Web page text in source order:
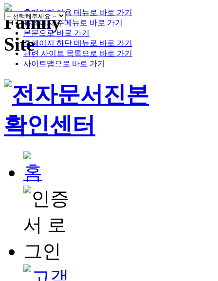
홈페이지 이용 메뉴로 바로 가기
홈페이지 주메뉴로 바로 가기
본문으로 바로 가기
홈페이지 하단 메뉴로 바로 가기
관련 사이트 목록으로 바로 가기
사이트맵으로 바로 가기